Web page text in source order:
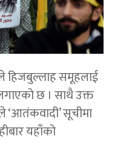
हिजबुल्लाह समूहलाई
छ । साथै उक्त
सूचीमा
यहाँको